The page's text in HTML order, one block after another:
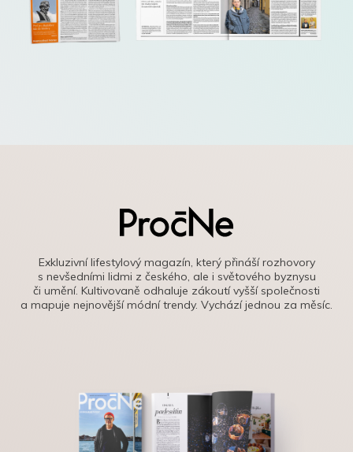
Exkluzivní lifestylový magazín, který přináší rozhovory
s nevšedními lidmi z českého, ale i světového byznysu
či umění. Kultivovaně odhaluje zákoutí vyšší společnosti
a mapuje nejnovější módní trendy. Vychází jednou za měsíc.